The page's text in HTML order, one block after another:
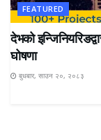
FEATURED
देभको
घोषणा
बुधबार, साउन २०, २०८३